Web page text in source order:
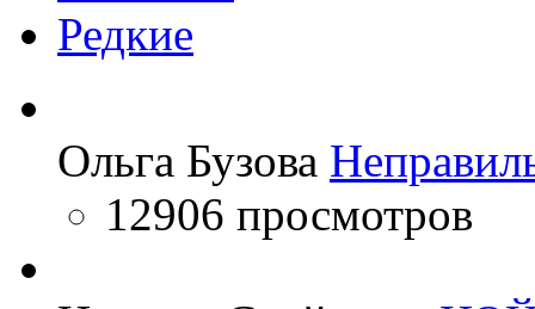
Редкие
Ольга Бузова
12906 просмотров